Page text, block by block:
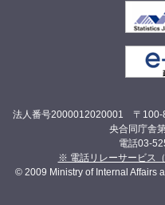
法人番号2000012020001 〒
央合同庁舎
電話03-
※ 電話リレーサービス
© 2009 Ministry of Internal Affairs